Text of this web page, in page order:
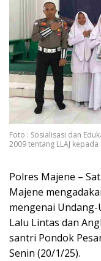
Foto : Sosialisasi dan
2009 tentang LLAJ
Polres Majene –
Majene
mengenai
Lalu Lintas dan
santri Pondok
Senin (20/1/25).